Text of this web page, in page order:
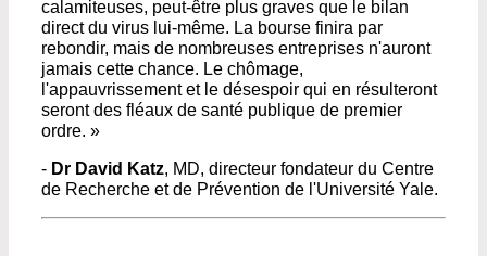
calamiteuses, peut-être plus graves que le bilan
direct du virus lui-même. La bourse finira par
rebondir, mais de nombreuses entreprises n'auront
jamais cette chance. Le chômage,
l'appauvrissement et le désespoir qui en résulteront
seront des fléaux de santé publique de premier
ordre. »
- Dr David Katz, MD, directeur fondateur du Centre
de Recherche et de Prévention de l'Université Yale.